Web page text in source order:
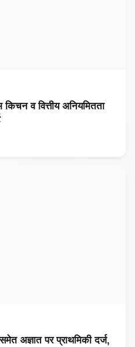
किचन व वित्तीय अनियमितता
अज्ञात पर प्राथमिकी दर्ज,